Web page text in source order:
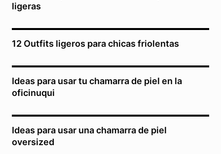
ligeras
12 Outfits ligeros para chicas friolentas
Ideas para usar tu chamarra de piel en la
oficinuqui
Ideas para usar una chamarra de piel
oversized